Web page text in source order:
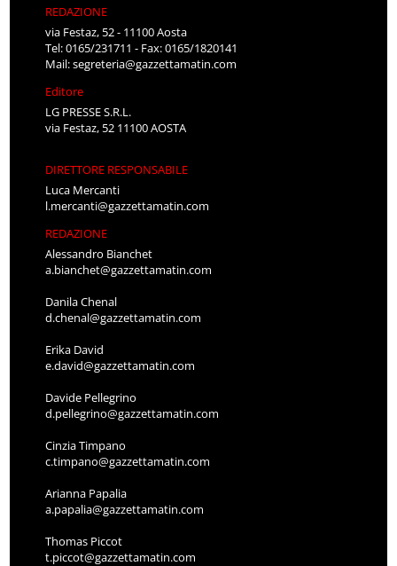
REDAZIONE
via Festaz, 52 - 11100 Aosta
Tel: 0165/231711 - Fax: 0165/1820141
Mail:segreteria@gazzettamatin.com
Editore
LG PRESSE S.R.L.
via Festaz, 52 11100 AOSTA
DIRETTORE RESPONSABILE
Luca Mercanti
l.mercanti@gazzettamatin.com
REDAZIONE
Alessandro Bianchet
a.bianchet@gazzettamatin.com
Danila Chenal
d.chenal@gazzettamatin.com
Erika David
e.david@gazzettamatin.com
Davide Pellegrino
d.pellegrino@gazzettamatin.com
Cinzia Timpano
c.timpano@gazzettamatin.com
Arianna Papalia
a.papalia@gazzettamatin.com
Thomas Piccot
t.piccot@gazzettamatin.com